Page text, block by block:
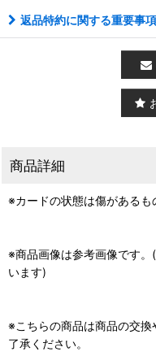
返品特約に関する重要事項
商品詳細
※カードの状態は傷があるも
※商品画像は参考画像です
います)
※こちらの商品は商品の交
了承ください。